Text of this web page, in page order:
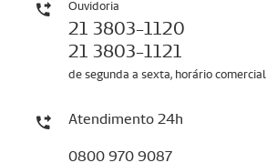
Ouvidoria
21 3803-1120
21 3803-1121
de segunda a sexta, horário comercial
Atendimento 24h
0800 970 9087